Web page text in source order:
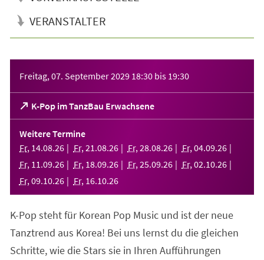
VERANSTALTER
Freitag, 07. September 2029 18:30 bis 19:30
K-Pop im TanzBau Erwachsene
(Öffnet
in
einem
neuen
Tab)
Weitere Termine
Fr, 14.08.26 Fr, 21 .08.26 Fr, 28.08.26 Fr, 04.09.26
Fr, 11 .09.26 Fr, 18.09.26 Fr, 25.09.26 Fr, 02.10.26
Fr, 09.10.26 Fr, 16.10.26
K-Pop steht für Korean Pop Music und ist der neue
Tanztrend aus Korea! Bei uns lernst du die gleichen
Schritte, wie die Stars sie in Ihren Aufführungen